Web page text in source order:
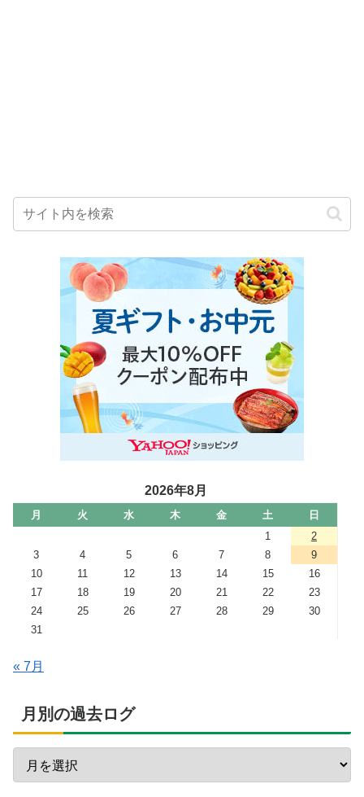
2026年8月
月 火 水 木 金 土
日
1
2
3
4 5 6 7 8
9
10
11 12 13 14 15
16
17
18 19 20 21 22
23
24
25 26 27 28 29
30
31
« 7月
月別の過去ログ